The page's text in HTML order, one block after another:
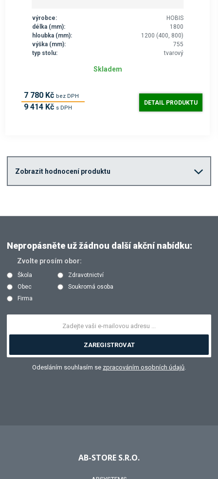
výrobce:
HOBIS
délka (mm):
1800
hloubka (mm):
1200 (400, 800)
výška (mm):
755
typ stolu:
tvarový
7 780 Kč bez DPH
9 414 Kč s DPH
Skladem
DETAIL PRODUKTU
Zobrazit hodnocení produktu
Nepropásněte už žádnou další akční nabídku:
Zvolte prosím obor:
Škola
Zdravotnictví
Obec
Soukromá osoba
Firma
ZAREGISTROVAT
Odesláním souhlasím se zpracováním osobních údajů.
AB-STORE S.R.O.